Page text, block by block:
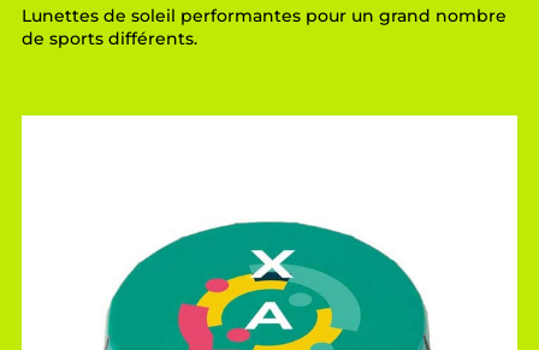
Lunettes de soleil performantes pour un grand nombre
de sports différents.